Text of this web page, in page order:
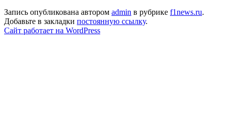
Запись опубликована автором admin в рубрике f1news.ru.
Добавьте в закладки постоянную ссылку.
Сайт работает на WordPress